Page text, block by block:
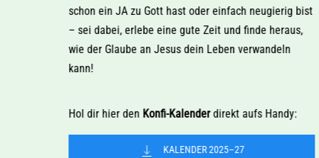
schon ein JA zu Gott hast oder einfach neugierig bist
– sei dabei, erlebe eine gute Zeit und finde heraus,
wie der Glaube an Jesus dein Leben verwandeln
Hol dir hier denKonfi-Kalenderdirekt aufs Handy:
KALENDER 2025–27